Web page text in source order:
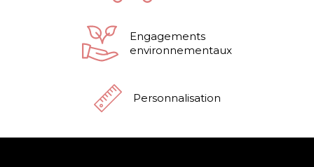
Engagements
environnementaux
Personnalisation